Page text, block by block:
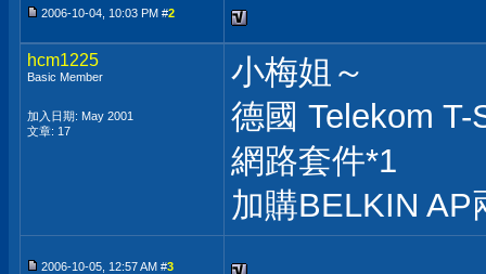
2006-10-04, 10:03 PM #2
hcm1225
Basic Member
加入日期: May 2001
文章: 17
小梅姐～
德國 Telekom
網路套件*1
加購BELKIN AP
2006-10-05, 12:57 AM #3